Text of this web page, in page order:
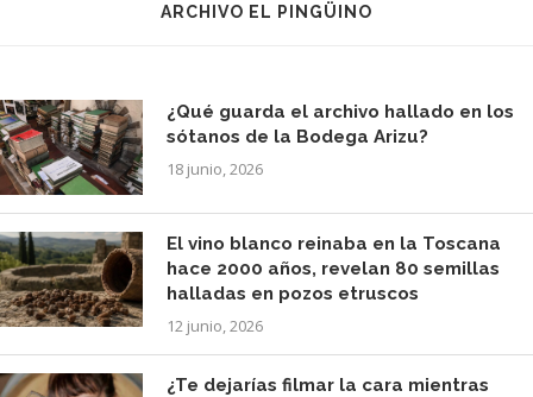
ARCHIVO EL PINGÜINO
¿Qué guarda el archivo hallado en los
sótanos de la Bodega Arizu?
18 junio, 2026
El vino blanco reinaba en la Toscana
hace 2000 años, revelan 80 semillas
halladas en pozos etruscos
12 junio, 2026
¿Te dejarías filmar la cara mientras